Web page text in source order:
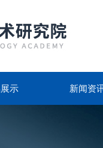
示 新闻资